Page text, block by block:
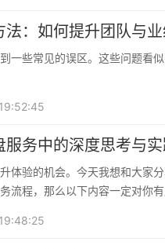
：如何提升团队与
一些常见的误区。这些问题看
务中的深度思考与
体验的机会。今天我想和大
流程，那么以下内容一定对你有